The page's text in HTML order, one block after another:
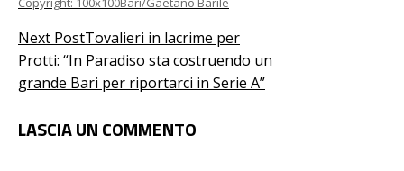
Next PostTovalieri in lacrime per
Protti: “In Paradiso sta costruendo un
grande Bari per riportarci in Serie A”
LASCIA UN COMMENTO